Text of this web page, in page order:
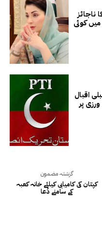
ناجائز
میں کوئی
اقبال
پر
گزشتہ مضمون
کپتان کی کامیابی کیلئے خانہ کعبہ
کے سامنے دُعا